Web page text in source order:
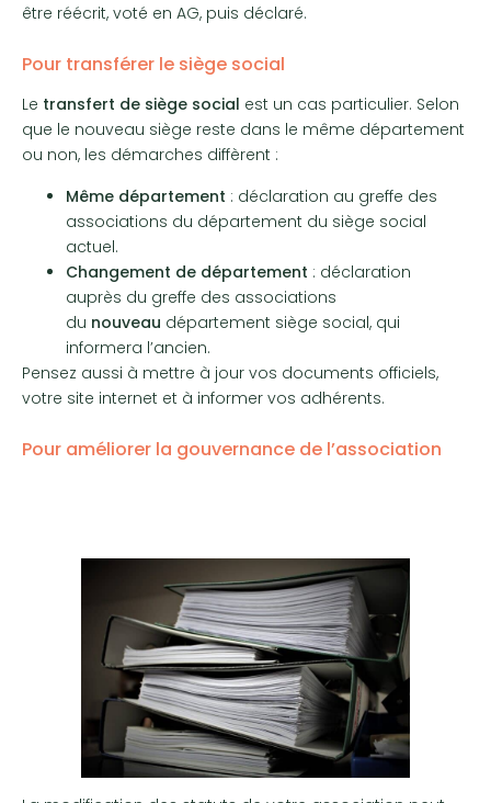
être réécrit, voté en AG, puis déclaré.
Pour transférer le siège social
Le transfert de siège social est un cas particulier. Selon
que le nouveau siège reste dans le même département
ou non, les démarches diffèrent :
Même département : déclaration au greffe des
associations du département du siège social
actuel.
Changement de département : déclaration
auprès du greffe des associations
du nouveau département siège social, qui
informera l’ancien.
Pensez aussi à mettre à jour vos documents officiels,
votre site internet et à informer vos adhérents.
Pour améliorer la gouvernance de l’association